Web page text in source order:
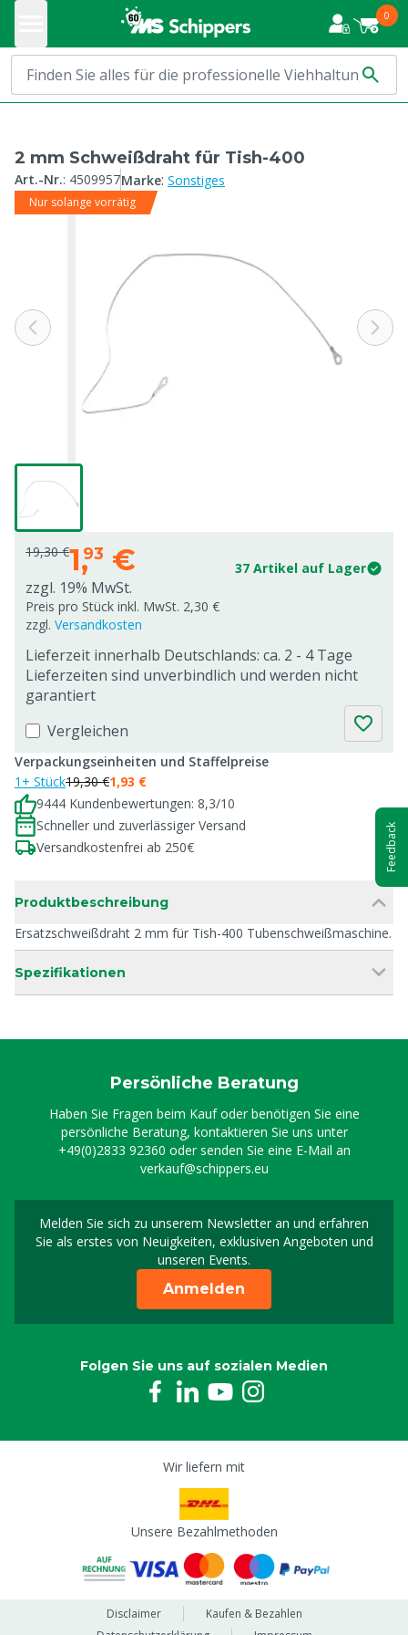
0
2 mm Schweißdraht für Tish-400
Art.-Nr.: 4509957Marke: Sonstiges
Nur solange vorrätig
19,30 €1,93 € 37 Artikel auf Lager
zzgl. 19% MwSt.
Preis pro Stück inkl. MwSt. 2,30 €
zzgl. Versandkosten
Lieferzeit innerhalb Deutschlands: ca. 2 - 4 Tage
Lieferzeiten sind unverbindlich und werden nicht
garantiert
Vergleichen
Verpackungseinheiten und Staffelpreise
1+ Stück19,30 €1,93 €
9444 Kundenbewertungen: 8,3/10
Schneller und zuverlässiger Versand
Versandkostenfrei ab 250€
Produktbeschreibung
Ersatzschweißdraht 2 mm für Tish-400 Tubenschweißmaschine.
Spezifikationen
Persönliche Beratung
Haben Sie Fragen beim Kauf oder benötigen Sie eine
persönliche Beratung, kontaktieren Sie uns unter
+49(0)2833 92360 oder senden Sie eine E-Mail an
verkauf@schippers.eu
Melden Sie sich zu unserem Newsletter an und erfahren
Sie als erstes von Neuigkeiten, exklusiven Angeboten und
unseren Events.
Melden Sie sich für
Anmelden
Folgen Sie uns auf sozialen Medien
Wir liefern mit
Unsere Bezahlmethoden
Disclaimer
Kaufen & Bezahlen
Feedback